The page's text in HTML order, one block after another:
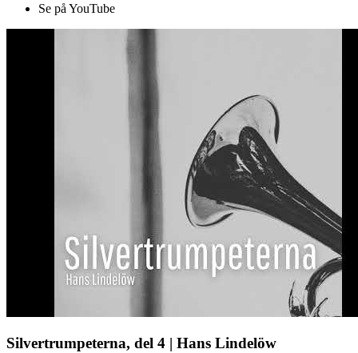
Se på YouTube
Silvertrumpeterna, del 4 | Hans Lindelöw